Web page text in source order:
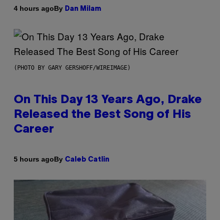
4 hours agoBy Dan Milam
(PHOTO BY GARY GERSHOFF/WIREIMAGE)
On This Day 13 Years Ago, Drake
Released the Best Song of His
Career
5 hours agoBy Caleb Catlin